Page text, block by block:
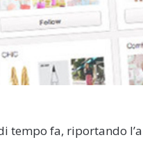
tempo fa, riportando